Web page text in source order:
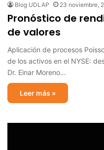
Blog UDLAP 23 noviembre,
Pronóstico de
de valores
Aplicación de procesos
de los activos en el NYSE:
Dr. Einar Moreno…
Leer más »